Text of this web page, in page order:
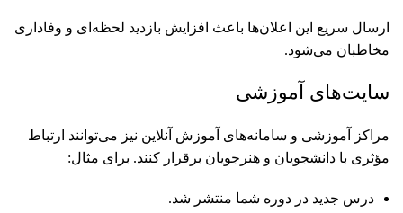
ارسال سریع این اعلان‌ها باعث افزایش بازدید لحظه‌ای و وفاداری
مخاطبان می‌شود.
سایت‌های آموزشی
مراکز آموزشی و سامانه‌های آموزش آنلاین نیز می‌توانند ارتباط
مؤثری با دانشجویان و هنرجویان برقرار کنند. برای مثال:
درس جدید در دوره شما منتشر شد.